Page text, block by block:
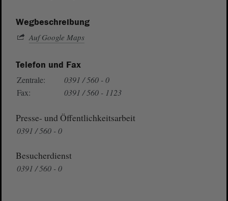
Wegbeschreibung
Auf Google Maps
Telefon und Fax
Zentrale:
0391 / 560 - 0
Fax:
0391 / 560 - 1123
Presse- und Öffentlichkeitsarbeit
0391 / 560 - 0
Besucherdienst
0391 / 560 - 0